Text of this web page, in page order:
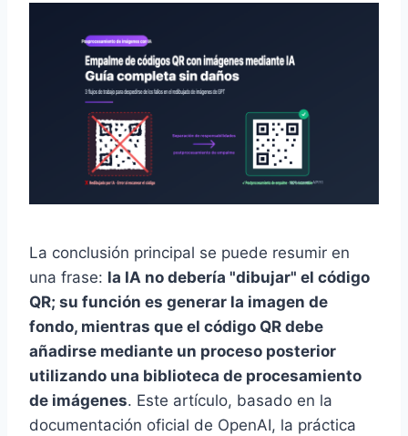
La conclusión principal se puede resumir en
una frase: la IA no debería "dibujar" el código
QR; su función es generar la imagen de
fondo, mientras que el código QR debe
añadirse mediante un proceso posterior
utilizando una biblioteca de procesamiento
de imágenes. Este artículo, basado en la
documentación oficial de OpenAI, la práctica